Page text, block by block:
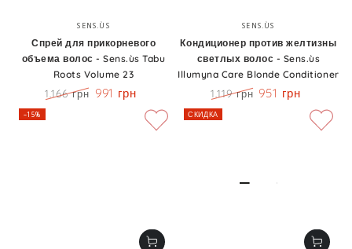
Бренд:
SENS.ÙS
Спрей для прикорневого
объема волос - Sens.ùs Tabu
Roots Volume 23
Цена
1.166 грн 991 грн
Бренд:
SENS.ÙS
Кондиционер против желтизны
светлых волос - Sens.ùs
Illumyna Care Blonde Conditioner
Цена
1.119 грн 951 грн
–15% СКИДКА